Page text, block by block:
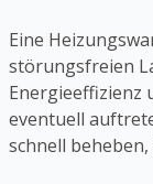
Eine
störungsfreien
Energieeffizienz
eventuell
schnell